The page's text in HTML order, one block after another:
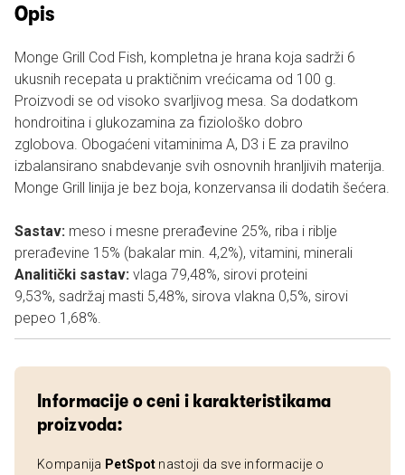
Opis
Monge Grill Cod Fish, kompletna je hrana koja sadrži 6
ukusnih recepata u praktičnim vrećicama od 100 g.
Proizvodi se od visoko svarljivog mesa. Sa dodatkom
hondroitina i glukozamina za fiziološko dobro
zglobova. Obogaćeni vitaminima A, D3 i E za pravilno
izbalansirano snabdevanje svih osnovnih hranljivih materija.
Monge Grill linija je bez boja, konzervansa ili dodatih šećera.
Sastav: meso i mesne prerađevine 25%, riba i riblje
prerađevine 15% (bakalar min. 4,2%), vitamini, minerali
Analitički sastav: vlaga 79,48%, sirovi proteini
9,53%, sadržaj masti 5,48%, sirova vlakna 0,5%, sirovi
pepeo 1,68%.
Informacije o ceni i karakteristikama
proizvoda:
Kompanija PetSpot nastoji da sve informacije o